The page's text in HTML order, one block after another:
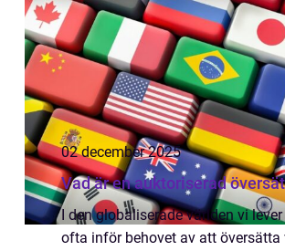
02 december 2025
Vad är en auktoriserad
I den globaliserade världen vi
ofta inför behovet av att översätta